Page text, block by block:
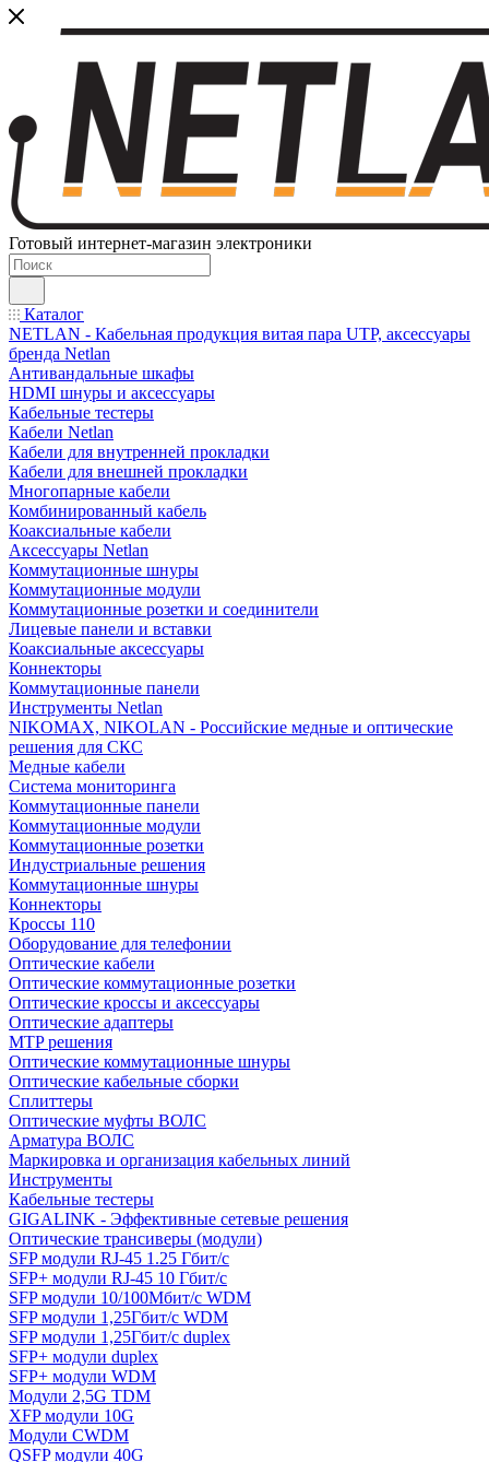
Готовый интернет-магазин электроники
Каталог
NETLAN - Кабельная продукция витая пара UTP, аксессуары
бренда Netlan
Антивандальные шкафы
HDMI шнуры и аксессуары
Кабельные тестеры
Кабели Netlan
Кабели для внутренней прокладки
Кабели для внешней прокладки
Многопарные кабели
Комбинированный кабель
Коаксиальные кабели
Аксессуары Netlan
Коммутационные шнуры
Коммутационные модули
Коммутационные розетки и соединители
Лицевые панели и вставки
Коаксиальные аксессуары
Коннекторы
Коммутационные панели
Инструменты Netlan
NIKOMAX, NIKOLAN - Российские медные и оптические
решения для СКС
Медные кабели
Система мониторинга
Коммутационные панели
Коммутационные модули
Коммутационные розетки
Индустриальные решения
Коммутационные шнуры
Коннекторы
Кроссы 110
Оборудование для телефонии
Оптические кабели
Оптические коммутационные розетки
Оптические кроссы и аксессуары
Оптические адаптеры
MTP решения
Оптические коммутационные шнуры
Оптические кабельные сборки
Сплиттеры
Оптические муфты ВОЛС
Арматура ВОЛС
Маркировка и организация кабельных линий
Инструменты
Кабельные тестеры
GIGALINK - Эффективные сетевые решения
Оптические трансиверы (модули)
SFP модули RJ-45 1.25 Гбит/c
SFP+ модули RJ-45 10 Гбит/c
SFP модули 10/100Мбит/с WDM
SFP модули 1,25Гбит/с WDM
SFP модули 1,25Гбит/с duplex
SFP+ модули duplex
SFP+ модули WDM
Модули 2,5G TDM
XFP модули 10G
Модули CWDM
QSFP модули 40G